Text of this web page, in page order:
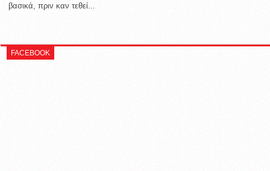
βασικά, πριν καν τεθεί...
FACEBOOK